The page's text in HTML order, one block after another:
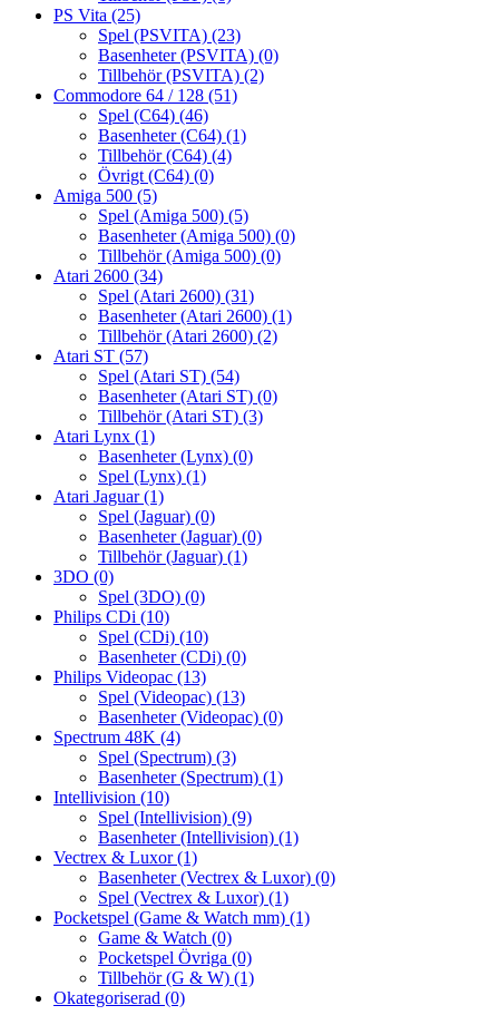
PS Vita (25)
Spel (PSVITA) (23)
Basenheter (PSVITA) (0)
Tillbehör (PSVITA) (2)
Commodore 64 / 128 (51)
Spel (C64) (46)
Basenheter (C64) (1)
Tillbehör (C64) (4)
Övrigt (C64) (0)
Amiga 500 (5)
Spel (Amiga 500) (5)
Basenheter (Amiga 500) (0)
Tillbehör (Amiga 500) (0)
Atari 2600 (34)
Spel (Atari 2600) (31)
Basenheter (Atari 2600) (1)
Tillbehör (Atari 2600) (2)
Atari ST (57)
Spel (Atari ST) (54)
Basenheter (Atari ST) (0)
Tillbehör (Atari ST) (3)
Atari Lynx (1)
Basenheter (Lynx) (0)
Spel (Lynx) (1)
Atari Jaguar(1)
Spel (Jaguar) (0)
Basenheter (Jaguar) (0)
Tillbehör (Jaguar) (1)
3DO (0)
Spel (3DO) (0)
Philips CDi (10)
Spel (CDi) (10)
Basenheter (CDi) (0)
Philips Videopac (13)
Spel (Videopac) (13)
Basenheter (Videopac) (0)
Spectrum 48K (4)
Spel (Spectrum) (3)
Basenheter (Spectrum) (1)
Intellivision (10)
Spel (Intellivision) (9)
Basenheter (Intellivision) (1)
Vectrex & Luxor(1)
Basenheter (Vectrex & Luxor) (0)
Spel (Vectrex & Luxor) (1)
Pocketspel (Game & Watch mm) (1)
Game & Watch (0)
Pocketspel Övriga (0)
Tillbehör (G & W) (1)
Okategoriserad (0)